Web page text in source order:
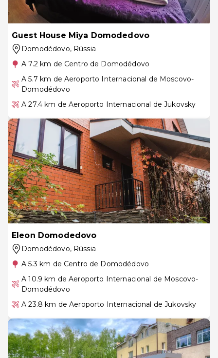
Guest House Miya Domodedovo
Domodédovo, Rússia
A 7.2 km de Centro de Domodédovo
A 5.7 km de Aeroporto Internacional de Moscovo-
Domodédovo
A 27.4 km de Aeroporto Internacional de Jukovsky
Eleon Domodedovo
Domodédovo, Rússia
A 5.3 km de Centro de Domodédovo
A 10.9 km de Aeroporto Internacional de Moscovo-
Domodédovo
A 23.8 km de Aeroporto Internacional de Jukovsky